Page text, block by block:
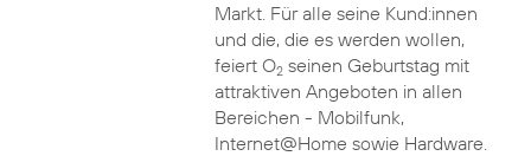
Markt. Für alle seine Kund:innen
und die, die es werden wollen,
feiert O2seinen Geburtstag mit
attraktiven Angeboten in allen
Bereichen - Mobilfunk,
Internet@Home sowie Hardware.